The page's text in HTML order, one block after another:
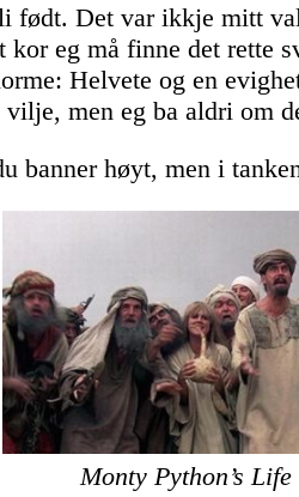
født. Det var ikkje mitt
kor eg må finne det rette
Helvete og en
men eg ba aldri om
banner høyt, men i
Monty Python’s